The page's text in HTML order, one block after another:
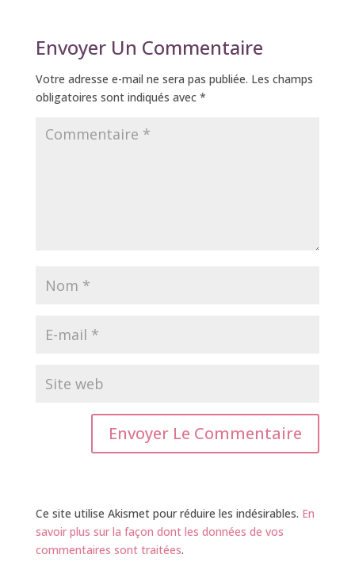
Envoyer Un Commentaire
Votre adresse e-mail ne sera pas publiée. Les champs
obligatoires sont indiqués avec *
Ce site utilise Akismet pour réduire les indésirables. En
savoir plus sur la façon dont les données de vos
commentaires sont traitées.